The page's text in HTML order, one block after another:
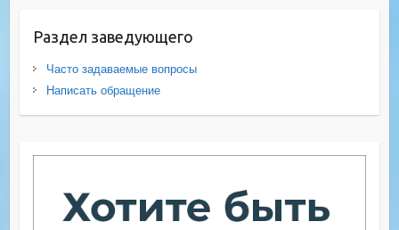
Раздел заведующего
Часто задаваемые вопросы
Написать обращение